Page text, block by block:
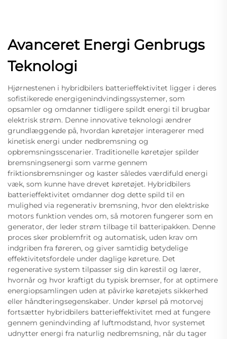
Avanceret Energi Genbrugs
Teknologi
Hjørnestenen i hybridbilers batterieffektivitet ligger i deres
sofistikerede energigenindvindingssystemer, som
opsamler og omdanner tidligere spildt energi til brugbar
elektrisk strøm. Denne innovative teknologi ændrer
grundlæggende på, hvordan køretøjer interagerer med
kinetisk energi under nedbremsning og
opbremsningsscenarier. Traditionelle køretøjer spilder
bremsningsenergi som varme gennem
friktionsbremsninger og kaster således værdifuld energi
væk, som kunne have drevet køretøjet. Hybridbilers
batterieffektivitet omdanner dog dette spild til en
mulighed via regenerativ bremsning, hvor den elektriske
motors funktion vendes om, så motoren fungerer som en
generator, der leder strøm tilbage til batteripakken. Denne
proces sker problemfrit og automatisk, uden krav om
indgriben fra føreren, og giver samtidig betydelige
effektivitetsfordele under daglige køreture. Det
regenerative system tilpasser sig din kørestil og lærer,
hvornår og hvor kraftigt du typisk bremser, for at optimere
energiopsamlingen uden at påvirke køretøjets sikkerhed
eller håndteringsegenskaber. Under kørsel på motorvej
fortsætter hybridbilers batterieffektivitet med at fungere
gennem genindvinding af luftmodstand, hvor systemet
udnytter energi fra naturlig nedbremsning, når du tager